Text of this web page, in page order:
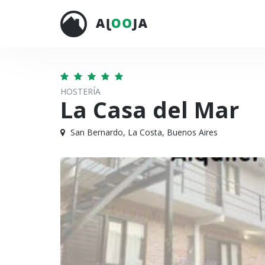
HOSTERÍA
La Casa del Mar
San Bernardo, La Costa, Buenos Aires